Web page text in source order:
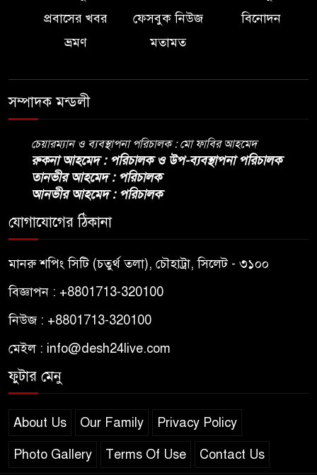
প্রবাসের খবর
ফেসবুক নিউজ
বিনোদন
ভ্রমণ
মতামত
সম্পাদক মন্ডলী
চেয়ারম্যান ও ব্যবস্থাপনা পরিচালক : মো ফাবির আহমেদ
রুকনা আহমেদ : পরিচালক ও উপ-ব্যবস্থাপনা পরিচালক
তানভীর আহমেদ : পরিচালক
আনভীর আহমেদ : পরিচালক
যোগাযোগের ঠিকানা
মানরু শপিং সিটি (চতুর্থ তলা), চৌহাট্রা, সিলেট - ৩১০০
বিজ্ঞাপন : +8801713-320100
নিউজ : +8801713-320100
মেইল : info@desh24live.com
ফুটার মেনু
About Us Our Family Privacy Policy
Photo Gallery Terms Of Use Contact Us